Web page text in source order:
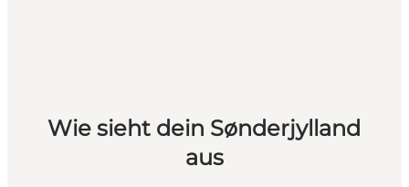
Wie sieht dein Sønderjylland
aus